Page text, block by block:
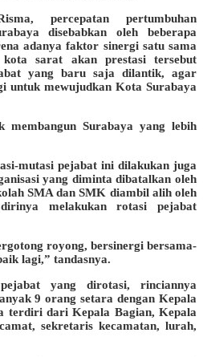
percepatan pertumbuhan
disebabkan oleh beberapa
adanya faktor sinergi satu sama
sarat akan prestasi tersebut
yang baru saja dilantik, agar
untuk mewujudkan Kota Surabaya
Surabaya yang lebih
mutasi pejabat ini dilakukan juga
yang diminta dibatalkan oleh
SMA dan SMK diambil alih oleh
melakukan rotasi pejabat
royong, bersinergi bersama-
lagi,” tandasnya.
yang dirotasi, rinciannya
9 orang setara dengan Kepala
terdiri dari Kepala Bagian, Kepala
sekretaris kecamatan, lurah,